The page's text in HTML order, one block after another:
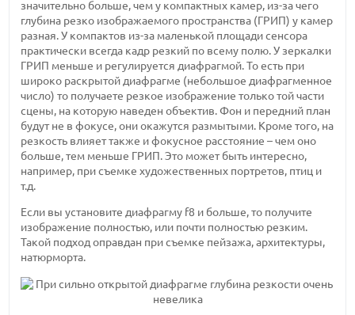
значительно больше, чем у компактных камер, из-за чего
глубина резко изображаемого пространства (ГРИП) у камер
разная. У компактов из-за маленькой площади сенсора
практически всегда кадр резкий по всему полю. У зеркалки
ГРИП меньше и регулируется диафрагмой. То есть при
широко раскрытой диафрагме (небольшое диафрагменное
число) то получаете резкое изображение только той части
сцены, на которую наведен объектив. Фон и передний план
будут не в фокусе, они окажутся размытыми. Кроме того, на
резкость влияет также и фокусное расстояние – чем оно
больше, тем меньше ГРИП. Это может быть интересно,
например, при съемке художественных портретов, птиц и
т.д.
Если вы установите диафрагму f8 и больше, то получите
изображение полностью, или почти полностью резким.
Такой подход оправдан при съемке пейзажа, архитектуры,
натюрморта.